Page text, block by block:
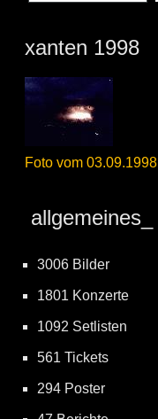
xanten 1998
Foto vom 03.09.1998
allgemeines_
3006 Bilder
1801 Konzerte
1092 Setlisten
561 Tickets
294 Poster